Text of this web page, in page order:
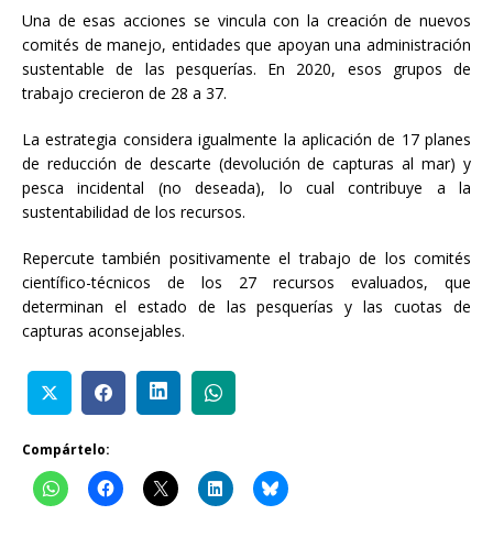
Una de esas acciones se vincula con la creación de nuevos
comités de manejo, entidades que apoyan una administración
sustentable de las pesquerías. En 2020, esos grupos de
trabajo crecieron de 28 a 37.
La estrategia considera igualmente la aplicación de 17 planes
de reducción de descarte (devolución de capturas al mar) y
pesca incidental (no deseada), lo cual contribuye a la
sustentabilidad de los recursos.
Repercute también positivamente el trabajo de los comités
científico-técnicos de los 27 recursos evaluados, que
determinan el estado de las pesquerías y las cuotas de
capturas aconsejables.
Compártelo: